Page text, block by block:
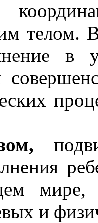
телом.
в
мире,
и